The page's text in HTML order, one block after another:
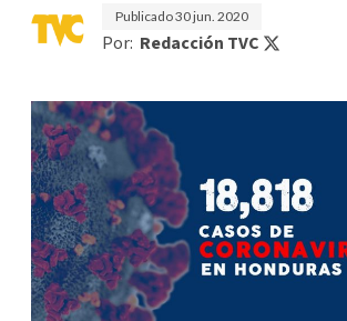
Publicado30 jun. 2020
Por: Redacción TVC